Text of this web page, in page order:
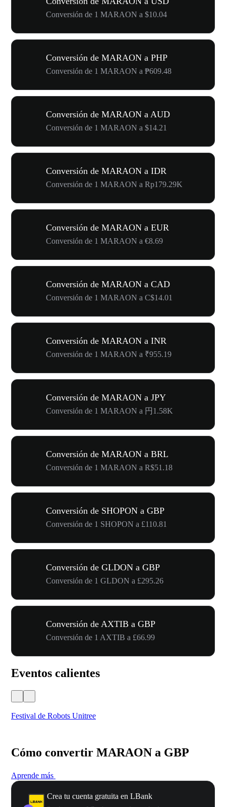
Conversión de 1 MARAON a $10.04
Conversión de MARAON a PHP
Conversión de 1 MARAON a ₱609.48
Conversión de MARAON a AUD
Conversión de 1 MARAON a $14.21
Conversión de MARAON a IDR
Conversión de 1 MARAON a Rp179.29K
Conversión de MARAON a EUR
Conversión de 1 MARAON a €8.69
Conversión de MARAON a CAD
Conversión de 1 MARAON a C$14.01
Conversión de MARAON a INR
Conversión de 1 MARAON a ₹955.19
Conversión de MARAON a JPY
Conversión de 1 MARAON a 円1.58K
Conversión de MARAON a BRL
Conversión de 1 MARAON a R$51.18
Conversión de SHOPON a GBP
Conversión de 1 SHOPON a £110.81
Conversión de GLDON a GBP
Conversión de 1 GLDON a £295.26
Conversión de AXTIB a GBP
Conversión de 1 AXTIB a £66.99
Eventos calientes
Festival de Robots Unitree
Cómo convertir MARAON a GBP
Aprende más
Crea tu cuenta gratuita en LBank